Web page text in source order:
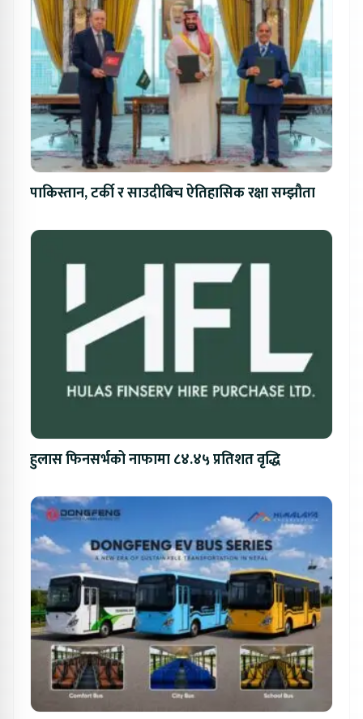
पाकिस्तान, टर्की र साउदीबिच ऐतिहासिक रक्षा सम्झौता
हुलास फिनसर्भको नाफामा ८४.४५ प्रतिशत वृद्धि